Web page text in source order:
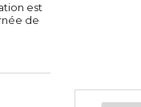
est
de